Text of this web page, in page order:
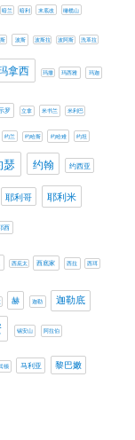
暗兰 暗利 末底改 橄榄山
波斯 波斯拉 波阿斯 洗革拉
拿西 玛撒 玛西雅 玛迦
罗 立拿 米书兰 米利巴
约兰 约哈斯 约哈难 约坦
瑟 约翰 约西亚
耶利哥 耶利米
西
西庇太 西底家 西拉 西珥
赫 迦勒 迦勒底
锡安山 阿拉伯
顿 马利亚 黎巴嫩